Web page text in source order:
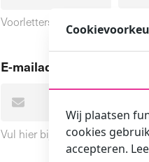
Voorletters
E-mailadres
Vul hier bij voorkeur het e-
Wij plaatsen
cookies
accepteren.